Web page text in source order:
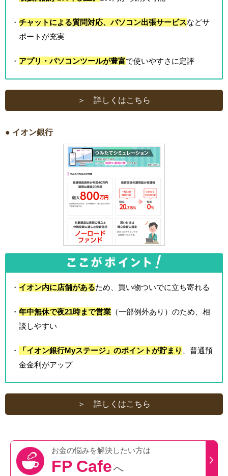
・ チャットによる質問対応、パソコン出張サービスなどサ
ポートが充実
・ アプリ・パソコンツールが豊富で使いやすさに定評
＞ 詳しくはこちら
● イオン銀行
・ イオン内に店舗があるため、買い物ついでに立ち寄れる
・ 年中無休で夜21時まで営業 （一部例外あり）のため、相
談しやすい
・ 「イオン銀行Myステージ」のポイントが貯まり
、普通預
金金利がアップ
＞ 詳しくはこちら
お金の悩みを解決したい方は
FP Cafeへ